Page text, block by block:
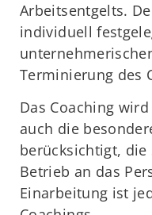
Arbeitsentgelts.
individuell
Terminierung des
Das Coaching
auch die
berücksichtigt, die
Betrieb an das
Einarbeitung ist